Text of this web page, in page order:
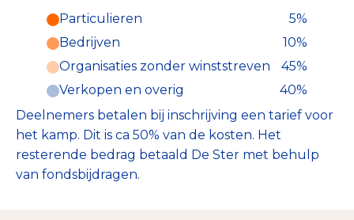
Particulieren (5%)
Deze inkomsten zijn als volgt
onderverdeeld:
Particulieren
5%
Bedrijven
10%
Organisaties zonder winststreven
45%
Verkopen en overig
40%
Deelnemers betalen bij inschrijving een tarief voor
het kamp. Dit is ca 50% van de kosten. Het
resterende bedrag betaald De Ster met behulp
van fondsbijdragen.